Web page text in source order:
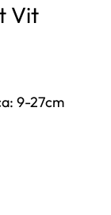
Vit
9-27cm